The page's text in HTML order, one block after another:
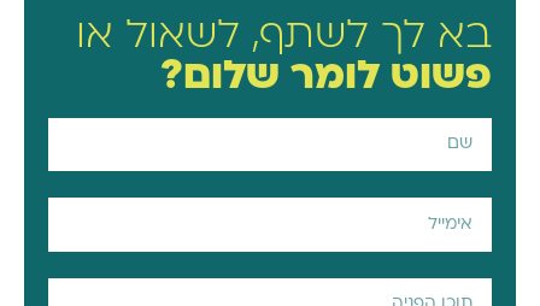
בא לך לשתף, לשאול או
פשוט לומר שלום?